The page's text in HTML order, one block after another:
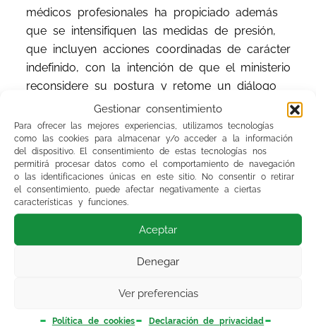
Gestionar consentimiento
Para ofrecer las mejores experiencias, utilizamos tecnologías
como las cookies para almacenar y/o acceder a la información
del dispositivo. El consentimiento de estas tecnologías nos
permitirá procesar datos como el comportamiento de navegación
o las identificaciones únicas en este sitio. No consentir o retirar
el consentimiento, puede afectar negativamente a ciertas
características y funciones.
Aceptar
Denegar
Ver preferencias
Política de cookies Declaración de privacidad
médicos profesionales ha propiciado además
que se intensifiquen las medidas de presión,
que incluyen acciones coordinadas de carácter
indefinido, con la intención de que el ministerio
reconsidere su postura y retome un diálogo
real y productivo con los representantes de
médicos y facultativos con el único objetivo de
alcanzar un acuerdo que atienda las
reivindicaciones sindicales y garantice los
derechos laborales de los profesionales y, por
tanto, la continuidad del sistema sanitario. La
importancia de esta unión radica, según
recalcan, no sólo en mejorar la situación actual
o usuarios de la sanidad.
hecho hincapié en que el objetivo de esta unión